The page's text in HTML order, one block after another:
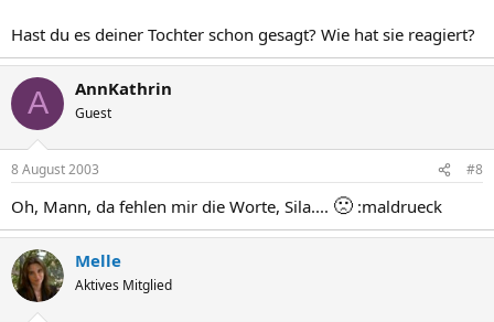
Hast du es deiner Tochter schon gesagt? Wie hat sie reagiert?
A AnnKathrin
Guest
8 August 2003 #8
Oh, Mann, da fehlen mir die Worte, Sila.... 🙁 :maldrueck
Melle
Aktives Mitglied